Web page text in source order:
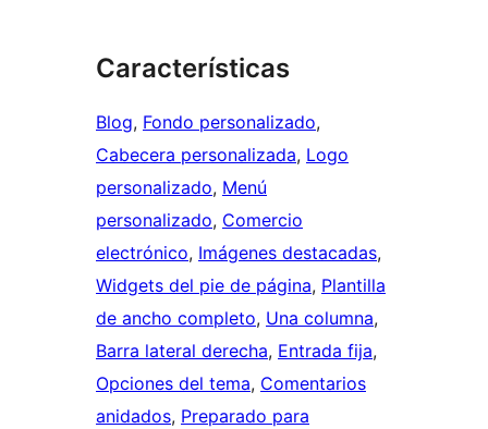
Características
Blog, Fondo personalizado
Cabecera personalizada, Logo
personalizado, Menú
personalizado, Comercio
electrónico, Imágenes destacadas
Widgets del pie de página, Plantilla
de ancho completo, Una columna
Barra lateral derecha, Entrada fija
Opciones del tema, Comentarios
anidados, Preparado para